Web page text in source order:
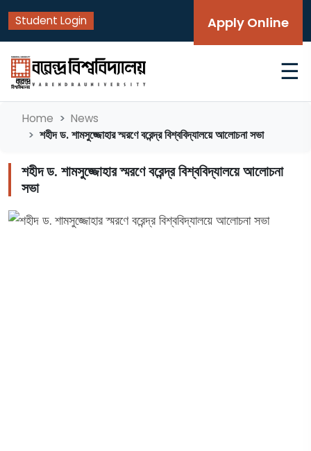
Student Login Apply Online
☰
Home News
শহীদ ড. শামসুজ্জোহার স্মরণে বরেন্দ্র বিশ্ববিদ্যালয়ে আলোচনা সভা
শহীদ ড. শামসুজ্জোহার স্মরণে বরেন্দ্র বিশ্ববিদ্যালয়ে আলোচনা
সভা